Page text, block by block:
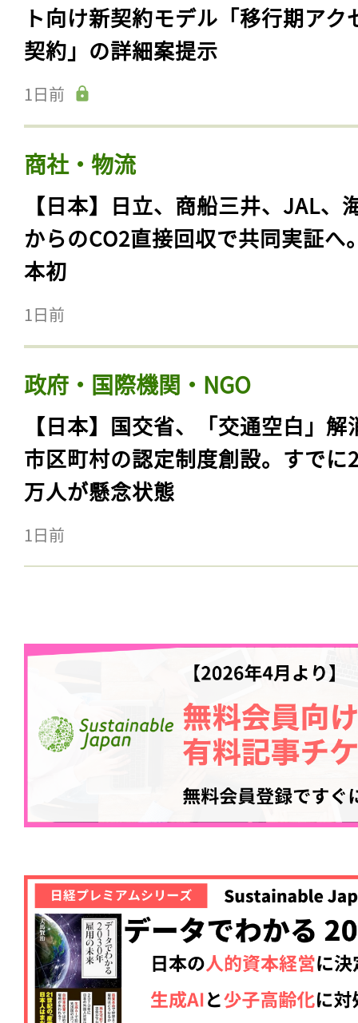
ト向け新契約モデル「移行期アク
契約」の詳細案提示
1日前
商社・物流
【日本】日立、商船三井、JAL、
からのCO2直接回収で共同実証へ
本初
1日前
政府・国際機関・NGO
【日本】国交省、「交通空白」解
市区町村の認定制度創設。すでに
万人が懸念状態
1日前